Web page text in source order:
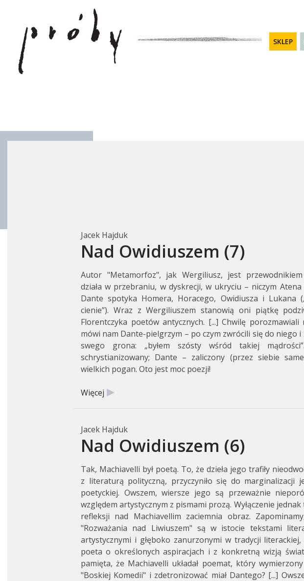
SKLEP
Jacek Hajduk
Nad Owidiuszem (7)
Autor "Metamorfoz", jak Wergiliusz, jest
działa w przebraniu, w dyskrecji, w ukryciu – niczym Atena
Dante spotyka Homera, Horacego, Owidiusza i Lukana
cienie”). Wraz z Wergiliuszem stanowią oni piątkę
Florentczyka poetów antycznych. [...] Chwilę porozmawiali
mówi nam Dante-pielgrzym – po czym zwrócili się do niego
swego grona: „byłem szósty wśród takiej
schrystianizowany; Dante – zaliczony (przez siebie
wielkich pogan. Oto jest moc poezji!
Więcej
Jacek Hajduk
Nad Owidiuszem (6)
Tak, Machiavelli był poetą. To, że dzieła jego trafiły
z literaturą polityczną, przyczyniło się do marginalizacji
poetyckiej. Owszem, wiersze jego są przeważnie
względem artystycznym z pismami prozą. Wyłączenie
refleksji nad Machiavellim zaciemnia obraz.
"Rozważania nad Liwiuszem" są w istocie tekstami
artystycznymi i głęboko zanurzonymi w tradycji
poeta o określonych aspiracjach i z konkretną wizją
pamięta, że Machiavelli układał poemat, który
"Boskiej Komedii" i zdetronizować miał Dantego? [...]